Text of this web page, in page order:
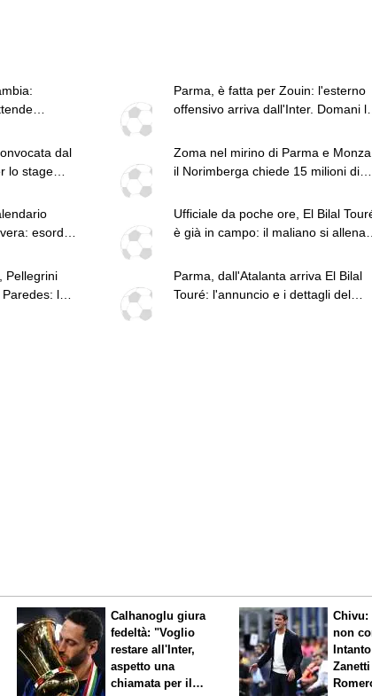
Parma, è fatta per Zouin: l'esterno
offensivo arriva dall'Inter. Domani
dal
lo stage
Zoma nel mirino di Parma e Monza,
il Norimberga chiede 15 milioni di
esordio
Ufficiale da poche ore, El Bilal
è già in campo: il maliano si allena
Pellegrini
le
Parma, dall'Atalanta arriva El Bilal
Touré: l'annuncio e i dettagli del
Calhanoglu giura
fedeltà: "Voglio
restare all'Inter,
aspetto una
chiamata per il
Chivu:
non